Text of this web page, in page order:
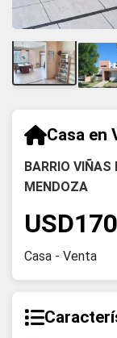
Casa en
BARRIO VIÑAS
MENDOZA
Casa - Venta